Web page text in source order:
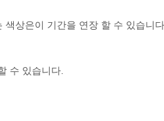
상은이 기간을 연장 할 수 있습니다.
수 있습니다.